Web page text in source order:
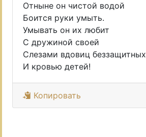
Отныне он чистой водой
Боится руки умыть.
Умывать он их любит
С дружиной своей
Слезами вдовиц беззащитных
И кровью детей!
Копировать